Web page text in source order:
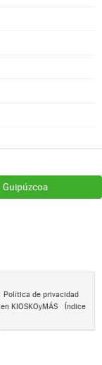
Guipúzcoa
Política de privacidad
KIOSKOyMÁS
Índice